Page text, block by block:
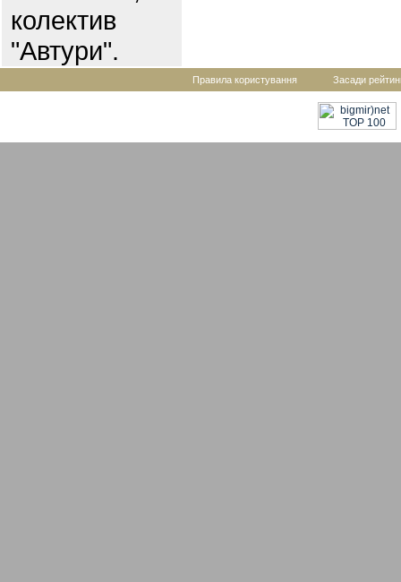
колектив
"Автури".
Правила користування Засади